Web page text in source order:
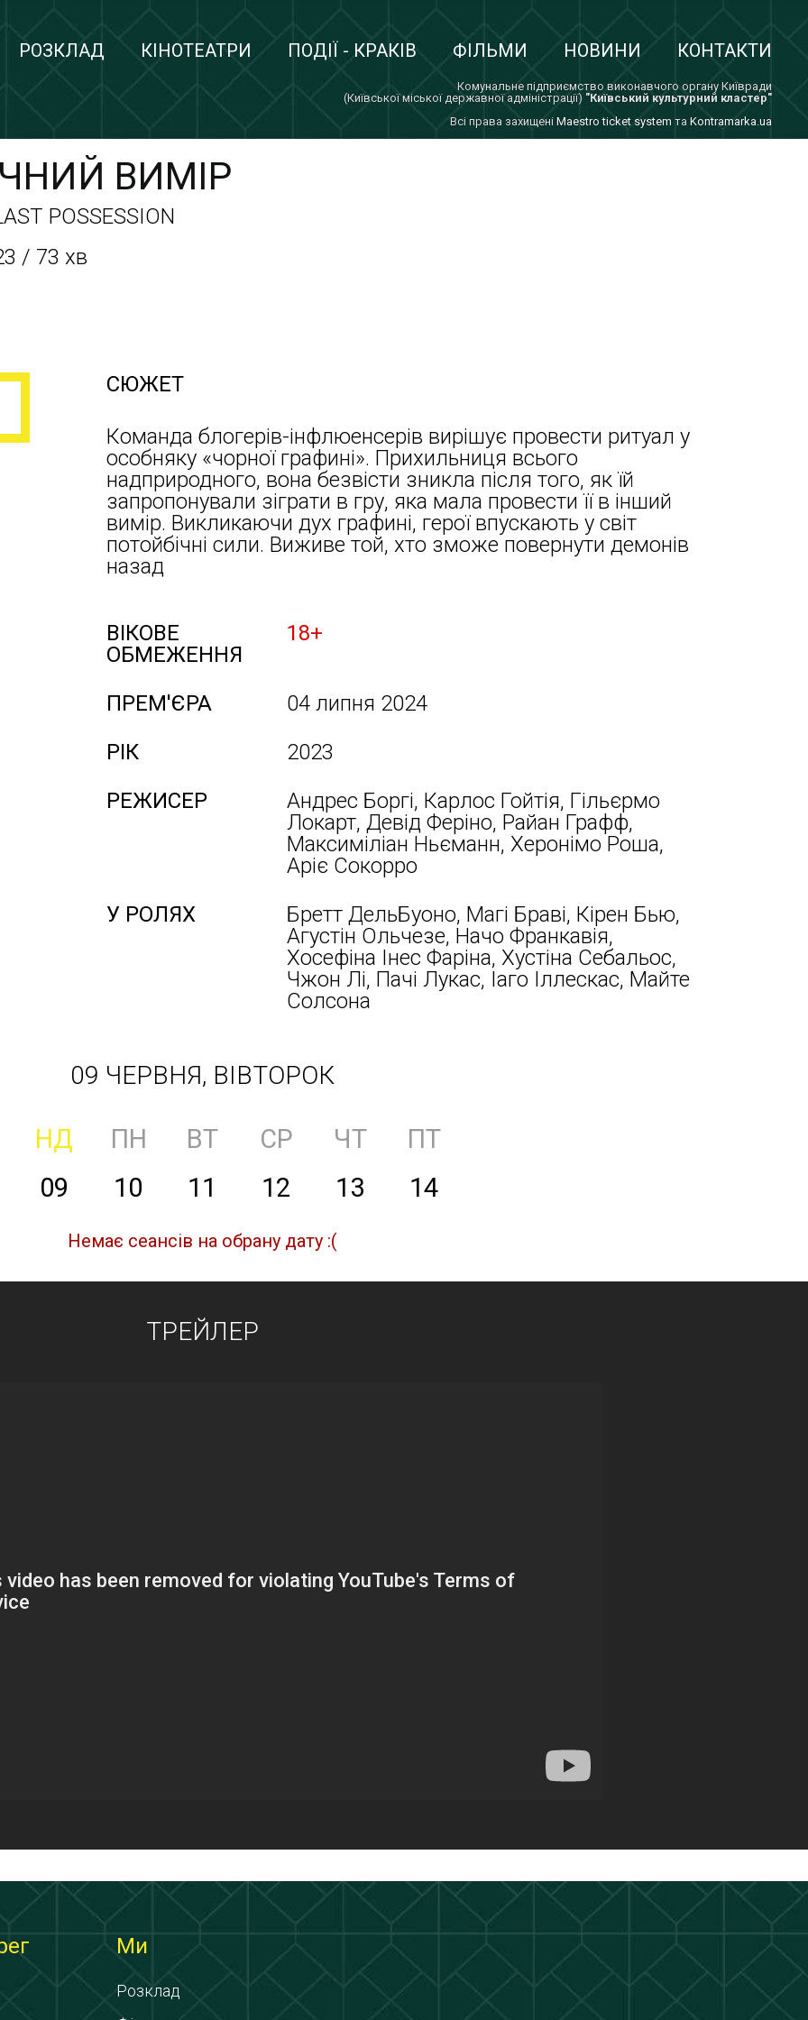
РОЗКЛАД КІНОТЕАТРИ ПОДІЇ - КРАКІВ ФІЛЬМИ НОВИНИ КОНТАКТИ
Комунальне підприємство виконавчого органу Київради
(Київської міської державної адміністрації) "Київський культурний кластер"
Всi права захищенi Maestro ticket system та Kontramarka.ua
ВИМІР
POSSESSION
/ 73 хв
СЮЖЕТ
Команда блогерів-інфлюенсерів вирішує провести ритуал у
особняку «чорної графині». Прихильниця всього
надприродного, вона безвісти зникла після того, як їй
запропонували зіграти в гру, яка мала провести її в інший
вимір. Викликаючи дух графині, герої впускають у світ
потойбічні сили. Виживе той, хто зможе повернути демонів
назад
ВІКОВЕ
ОБМЕЖЕННЯ
18+
ПРЕМ'ЄРА
04 липня 2024
РІК
2023
РЕЖИСЕР
Андрес Боргі, Карлос Гойтія, Гільєрмо
Локарт, Девід Феріно, Райан Графф,
Максиміліан Ньєманн, Херонімо Роша,
Аріє Сокорро
У РОЛЯХ
Бретт ДельБуоно, Магі Браві, Кірен Бью,
Агустін Ольчезе, Начо Франкавія,
Хосефіна Інес Фаріна, Хустіна Себальос,
Чжон Лі, Пачі Лукас, Іаго Іллескас, Майте
Солсона
09 ЧЕРВНЯ, ВІВТОРОК
НД ПН ВТ СР ЧТ
ПТ
09 10 11 12 13 14
Немає сеансів на обрану дату :(
ТРЕЙЛЕР
Ми
Розклад